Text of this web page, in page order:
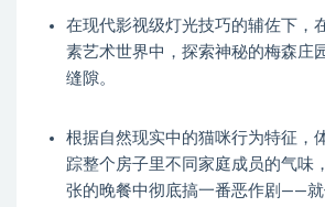
在现代影视级灯光技巧的辅佐下，
素艺术世界中，探索神秘的梅森庄
缝隙。
根据自然现实中的猫咪行为特征，
踪整个房子里不同家庭成员的气味
张的晚餐中彻底搞一番恶作剧——